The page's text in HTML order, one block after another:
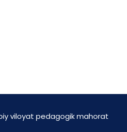
viloyat pedagogik mahorat